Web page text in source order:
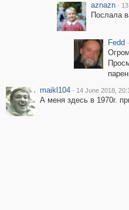
aznazn ·
Послала
Fedd ·
maikl104 · 14 June 2018,
А меня здесь в 1970г.